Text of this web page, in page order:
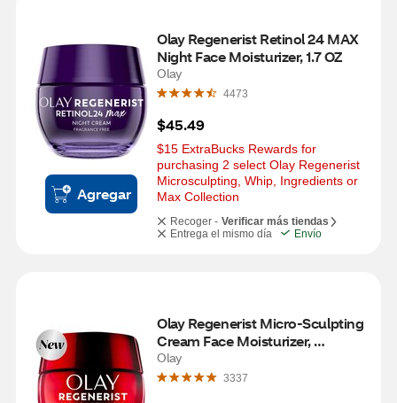
Agregar
Olay Regenerist Retinol 24 MAX
Night Face Moisturizer, 1.7 OZ
Olay
4473
$45.49
$15 ExtraBucks Rewards for
purchasing 2 select Olay Regenerist
Microsculpting, Whip, Ingredients or
Max Collection
Recoger - Verificar más tiendas
Entrega el mismo día
Envío
Olay Regenerist Micro-Sculpting
Cream Face Moisturizer,
Fragrance-Free, 1.7 OZ
Olay
3337